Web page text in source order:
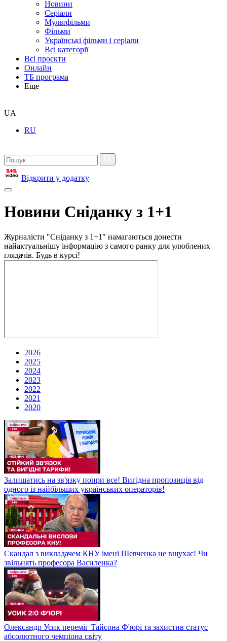
Новини
Серіали
Мультфільми
Фільми
Українські фільми і серіали
Всі категорії
Всі проєкти
Онлайн
ТБ програма
Еще
UA
RU
Відкрити у додатку
Новини Сніданку з 1+1
Журналісти "Сніданку з 1+1" намагаються донести
найактуальнішу інформацію з самого ранку для улюблених
глядачів. Будь в курсі!
2026
2025
2024
2023
2022
2021
2020
Залишатись на зв'язку попри все! Вигідна пропозиція від
одного із найбільших українських операторів!
Скандал з викладачем КНУ імені Шевченка не вщухає! Чи
звільнять професора Василенка?
Олександр Усик переміг Тайсона Ф'юрі та захистив статус
абсолютного чемпіона світу